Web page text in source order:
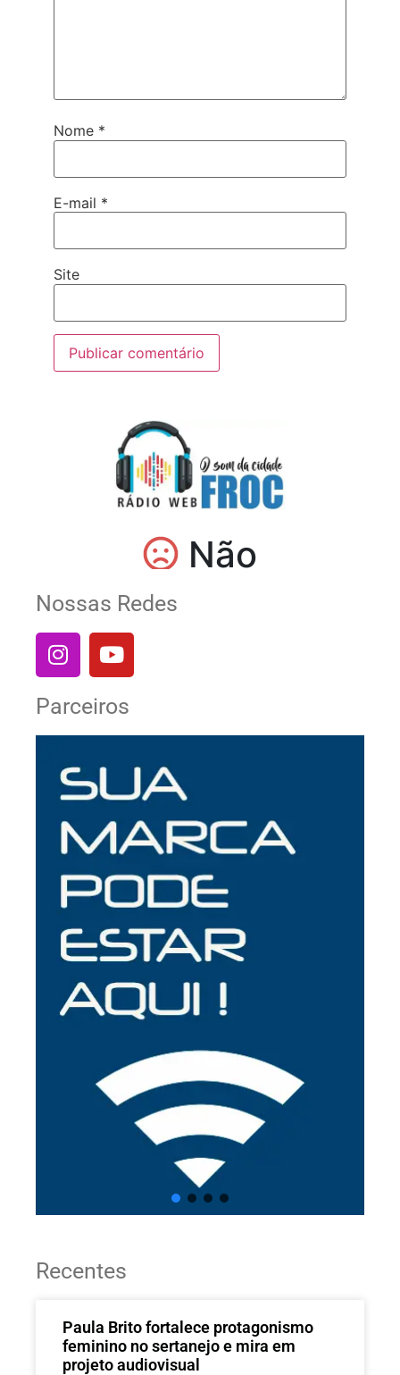
Nome *
E-mail *
Site
Nossas Redes
Parceiros
Recentes
Paula Brito fortalece protagonismo
feminino no sertanejo e mira em
projeto audiovisual